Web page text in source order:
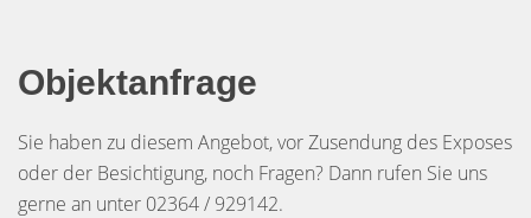
Objektanfrage
Sie haben zu diesem Angebot, vor Zusendung des Exposes
oder der Besichtigung, noch Fragen? Dann rufen Sie uns
gerne an unter 02364 / 929142.